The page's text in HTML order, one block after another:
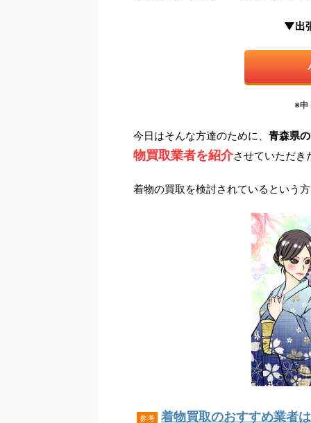
▼出
※申
今日はそんな方達のために、 青森県
物買取業者を紹介させていただき
着物の買取を検討されているという
参考 着物買取のおすすめ業者